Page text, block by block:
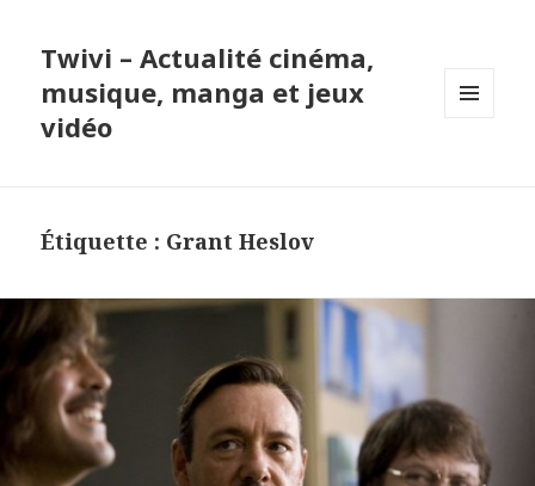
Twivi – Actualité cinéma,
musique, manga et jeux
vidéo
Étiquette : Grant Heslov